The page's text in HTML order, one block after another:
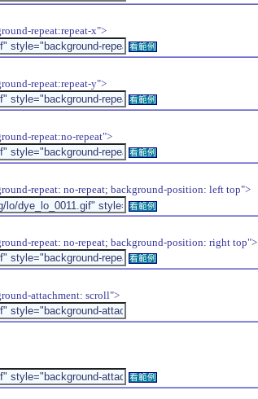
repeat:repeat-x">
看範例
repeat:repeat-y">
看範例
repeat:no-repeat">
看範例
repeat: no-repeat; background-position: left top">
看範例
repeat: no-repeat; background-position: right top">
看範例
attachment: scroll">
看範例